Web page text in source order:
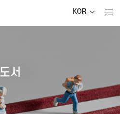
KOR
도서